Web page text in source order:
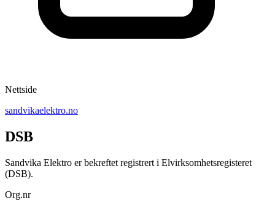
Nettside
sandvikaelektro.no
DSB
Sandvika Elektro er bekreftet registrert i Elvirksomhetsregisteret
(DSB).
Org.nr